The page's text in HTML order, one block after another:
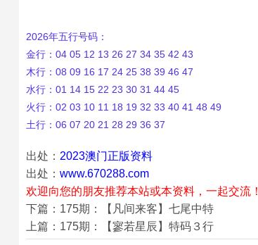
2026年五行号码：
金行：04 05 12 13 26 27 34 35 42 43
木行：08 09 16 17 24 25 38 39 46 47
水行：01 14 15 22 23 30 31 44 45
火行：02 03 10 11 18 19 32 33 40 41 48 49
土行：06 07 20 21 28 29 36 37
出处： 2023澳门正版资料
出处： www.670288.com
欢迎向您的朋友推荐本站或本资料，一起交流！
下篇：175期：【凡间来客】七尾中特
上篇：175期：【寥若星辰】特码３行